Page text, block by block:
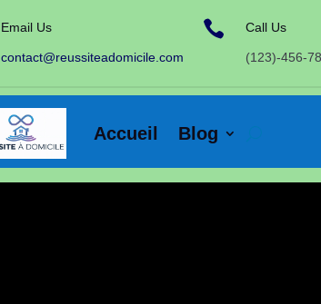
Email Us
contact@reussiteadomicile.com
 Call Us
(123)-456-
Accueil Blog